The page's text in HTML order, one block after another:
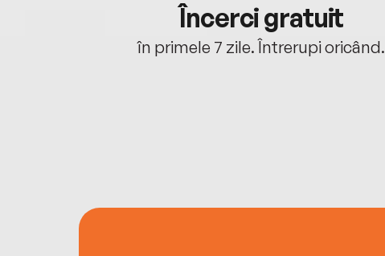
Încerci gratuit
în primele 7 zile. Întrerupi oricând.